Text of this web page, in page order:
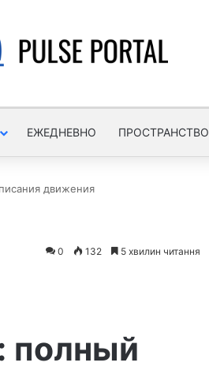
ЕЖЕДНЕВНО ПРОСТРАНСТВО
движения
0 132 5 хвилин читання
полный